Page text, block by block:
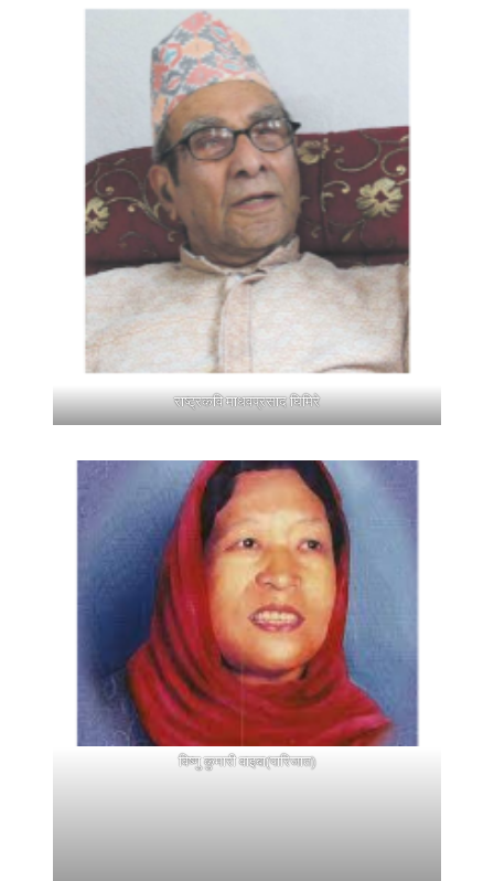
राष्ट्रकवि माधवप्रसाद घिमिरे
विष्णु कुमारी वाइबा(पारिजात)